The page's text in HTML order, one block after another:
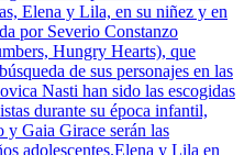
Elena y Lila, en su niñez y en
por Severio Constanzo
Hungry Hearts), que
de sus personajes en las
Nasti han sido las escogidas
durante su época infantil,
y Gaia Girace serán las
adolescentes.Elena y Lila en